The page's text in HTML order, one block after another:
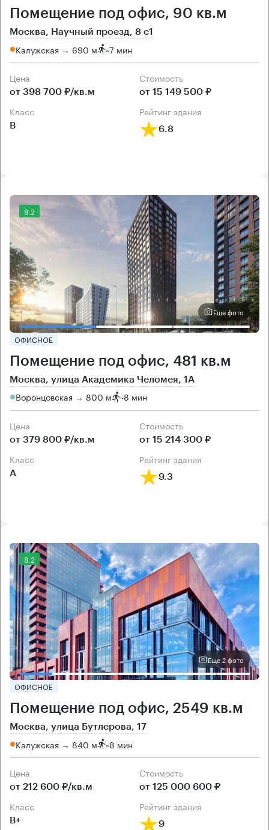
Помещение под офис, 90 кв.м
Москва, Научный проезд, 8 с1
Калужская → 690 м ~7 мин
Цена
от 398 700 ₽/кв.м
Cтоимость
от 15 149 500 ₽
класс
B
рейтинг здания
6.8
8.2
Еще фото
ОФИСНОЕ
Помещение под офис, 481 кв.м
Москва, улица Академика Челомея, 1А
Воронцовская → 800 м ~8 мин
Цена
от 379 800 ₽/кв.м
Cтоимость
от 15 214 300 ₽
класс
А
рейтинг здания
9.3
8.2
Еще 2 фото
ОФИСНОЕ
Помещение под офис, 2549 кв.м
Москва, улица Бутлерова, 17
Калужская → 840 м ~8 мин
Цена
от 212 600 ₽/кв.м
Cтоимость
от 125 000 600 ₽
класс
B+
рейтинг здания
9